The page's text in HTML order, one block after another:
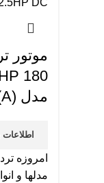
موتور
مدل (A)
اطلاعات
امروزه
مدلها و